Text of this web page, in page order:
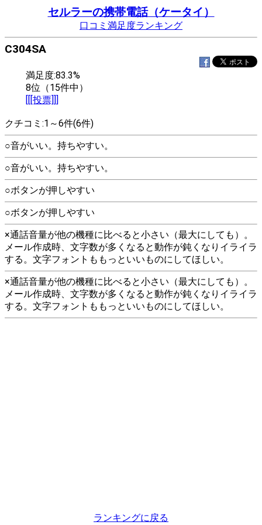
セルラーの携帯電話（ケータイ）
口コミ満足度ランキング
C304SA
満足度:83.3%
8位（15件中）
[[[投票]]]
クチコミ:1～6件(6件)
○音がいい。持ちやすい。
○音がいい。持ちやすい。
○ボタンが押しやすい
○ボタンが押しやすい
×通話音量が他の機種に比べると小さい（最大にしても）。
メール作成時、文字数が多くなると動作が鈍くなりイライラ
する。文字フォントももっといいものにしてほしい。
×通話音量が他の機種に比べると小さい（最大にしても）。
メール作成時、文字数が多くなると動作が鈍くなりイライラ
する。文字フォントももっといいものにしてほしい。
ランキングに戻る